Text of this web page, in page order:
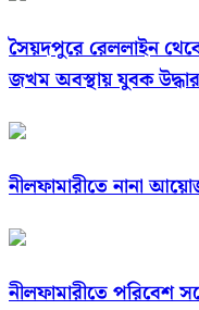
সৈয়দপুরে রেললাইন
জখম অবস্থায় যুবক উদ্ধার
নীলফামারীতে নানা
নীলফামারীতে পরিবেশ